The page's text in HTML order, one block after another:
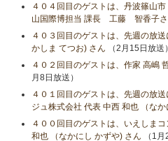
４０４回目のゲストは、丹波篠山
山国際博担当 課長 工藤 智香子
４０３回目のゲストは、先週の放
かしま てつお) さん （2月15日放送）
４０２回目のゲストは、作家 高嶋
月8日放送）
４０１回目のゲストは、先週の放
ジュ株式会社 代表 中西 和也 （な
４００回目のゲストは、いえしま
和也 （なかにし かずや) さん （1月